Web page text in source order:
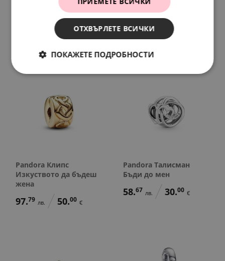
56. лв.
29.
37. лв. 19.
Pandora Клипс
Изкуството да бъдеш
жена
97.79 лв. 50.00 €
Pandora Талисман
Бъди до мен
58.67 лв. 30.00 €
ОТХВЪРЛЕТЕ ВСИЧКИ
ПОКАЖЕТЕ ПОДРОБНОСТИ